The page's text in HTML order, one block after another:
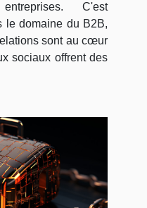
C'est
le domaine du B2B,
sont au cœur
sociaux offrent des